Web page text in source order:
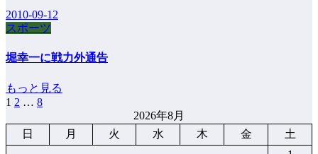
2010-09-12
スポーツ
堀幸一に戦力外通告
もっと見る
投
稿
1 2 … 8
2026年8月
日
月 火 水 木 金
土